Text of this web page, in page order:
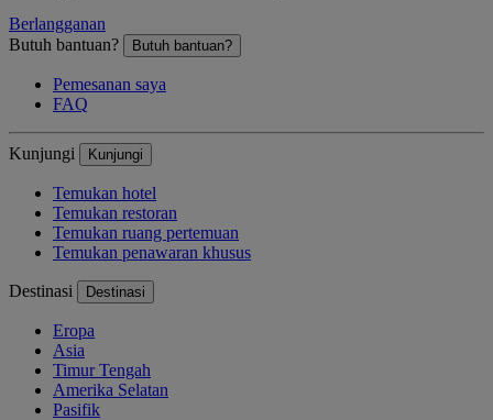
Berlangganan
Butuh bantuan?
Butuh bantuan?
Pemesanan saya
FAQ
Kunjungi Kunjungi
Temukan hotel
Temukan restoran
Temukan ruang pertemuan
Temukan penawaran khusus
Destinasi Destinasi
Eropa
Asia
Timur Tengah
Amerika Selatan
Pasifik